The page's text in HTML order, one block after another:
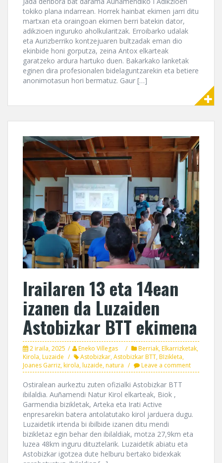
tokiko plana indarrean. Horrek hainbat ekimen jarri ditu
martxan eta oraingoan ekimen berri batekin dator,
adikzioen inguruko aholkularitzak. Erroibarko udalak
eta Aurizberriko kontzejuaren bultzadak eman dio
ekinbide honi gorputza, zeina Antox elkarteak
garatzeko ardura hartuko duen. Bakarkako lanketak
eginen dira profesionalen bidelaguntzarekin eta betiere
anonimotasun hori bermatuz. Gaur […]
Irailaren 13 eta 14ean
izanen da Luzaiden
Astobizkar BTT ekimena
2 iraila, 2025 Eneko Villegas Berriak,Elkarrizketak,
Kirola,Luzaide Astobizkar,Astobizkar BTT,BIzikleta,
Joanes Garriz,kirola,luzaide,natura Leave a comment
Ostiralean aurkeztu zuten ofizialki Astobizkar BTT
ibilaldia. Auñamendi Natur Kirol elkarteak, Biok ,
Garmendia bizikletak, Arteka eta Irati Active
enpresarekin batera antolatutako kirol jarduera dugu.
Luzaidetik irtenda bi ibilbide izanen ditu mendi
bizikletaz egin behar den ibilaldiak, motza 27,9km eta
luzea 48km inguru dituztelarik. Luzaidetik abiatu eta
Astobizkar igotzea dute helburu bertako bidexkak